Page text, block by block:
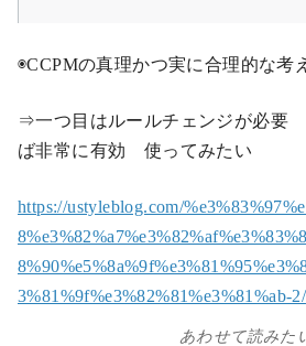
◉CCPMの真理かつ実に合理的な考
⇒一つ目はルールチェンジが必要
ば非常に有効 使ってみたい
https://ustyleblog.com/
3%81%9f%e3%82%81%e3%81%ab-2/
あわせて読みた